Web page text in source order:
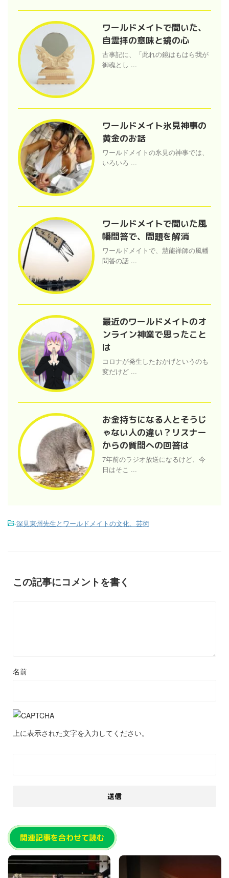
ワールドメイトで聞いた、
自霊拝の意味と鏡の心
古事記に、「此れの鏡はもはら我が
御魂とし ...
ワールドメイト氷見神事の
黄金のお話
ワールドメイトの氷見の神事では、
いろいろ ...
ワールドメイトで聞いた風
幡問答で、問題を解消
ワールドメイトで、慧能禅師の風幡
問答の話 ...
最近のワールドメイトのオ
ンライン神業で思ったこと
は
コロナが発生したおかげというのも
変だけど ...
お金持ちになる人とそうじ
ゃない人の違い？リスナー
からの質問への回答は
7年前のラジオ放送になるけど、今
日はそこ ...
-深見東州先生とワールドメイトの文化、芸術
この記事にコメントを書く
名前
上に表示された文字を入力してください。
関連記事を合わせて読む